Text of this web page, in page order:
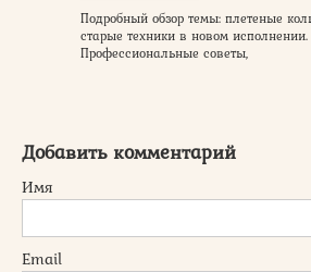
Подробный обзор темы: плетеные
старые техники в новом исполнении.
Профессиональные советы,
Добавить комментарий
Имя
Email